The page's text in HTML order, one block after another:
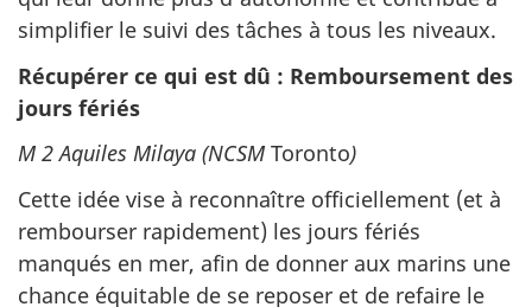
simplifier le suivi des tâches à tous les niveaux.
Récupérer ce qui est dû : Remboursement des
jours fériés
M 2 Aquiles Milaya (NCSM Toronto)
Cette idée vise à reconnaître officiellement (et à
rembourser rapidement) les jours fériés
manqués en mer, afin de donner aux marins une
chance équitable de se reposer et de refaire le